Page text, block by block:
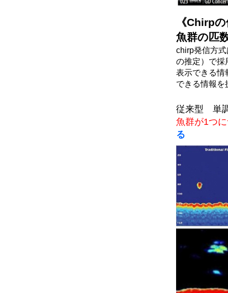
《Chirp
魚群の匹
chirp発信方
の推定）で採
表示できる情
できる情報を
従来
魚群が1つ
る